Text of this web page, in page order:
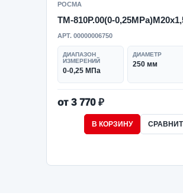
РОСМА
ТМ-810Р.00(0-
АРТ. 00000006750
ДИАПАЗОН
ИЗМЕРЕНИЙ
0-0,25 МПа
ДИАМЕТР
250 мм
от 3 770 ₽
В КОРЗИНУ